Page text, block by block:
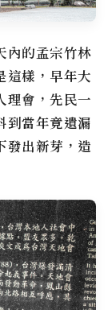
內的孟宗竹林
這樣，早年大
理會，先民一
到當年竟遺漏
發出新芽，造